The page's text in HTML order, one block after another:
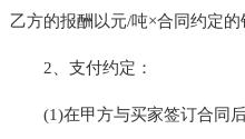
乙方的报酬以元/吨×合同约定的
2、支付约定：
(1)在甲方与买家签订合同后